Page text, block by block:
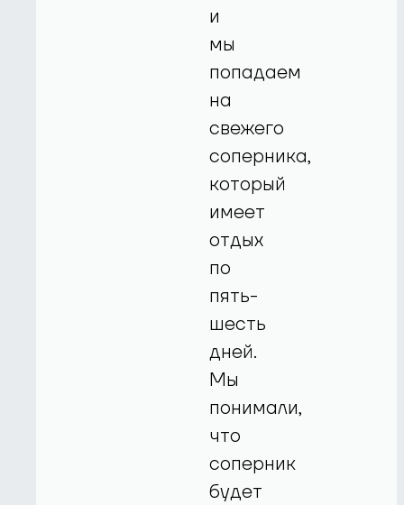
и
мы
попадаем
на
свежего
соперника,
который
имеет
отдых
по
пять-
шесть
дней.
Мы
понимали,
что
соперник
будет